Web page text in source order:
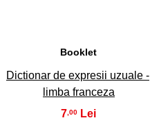
Booklet
Dictionar de expresii uzuale -
limba franceza
7 ,00